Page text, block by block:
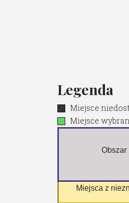
Legenda
Miejsce
Miejsce
Obszar
Miejsca z